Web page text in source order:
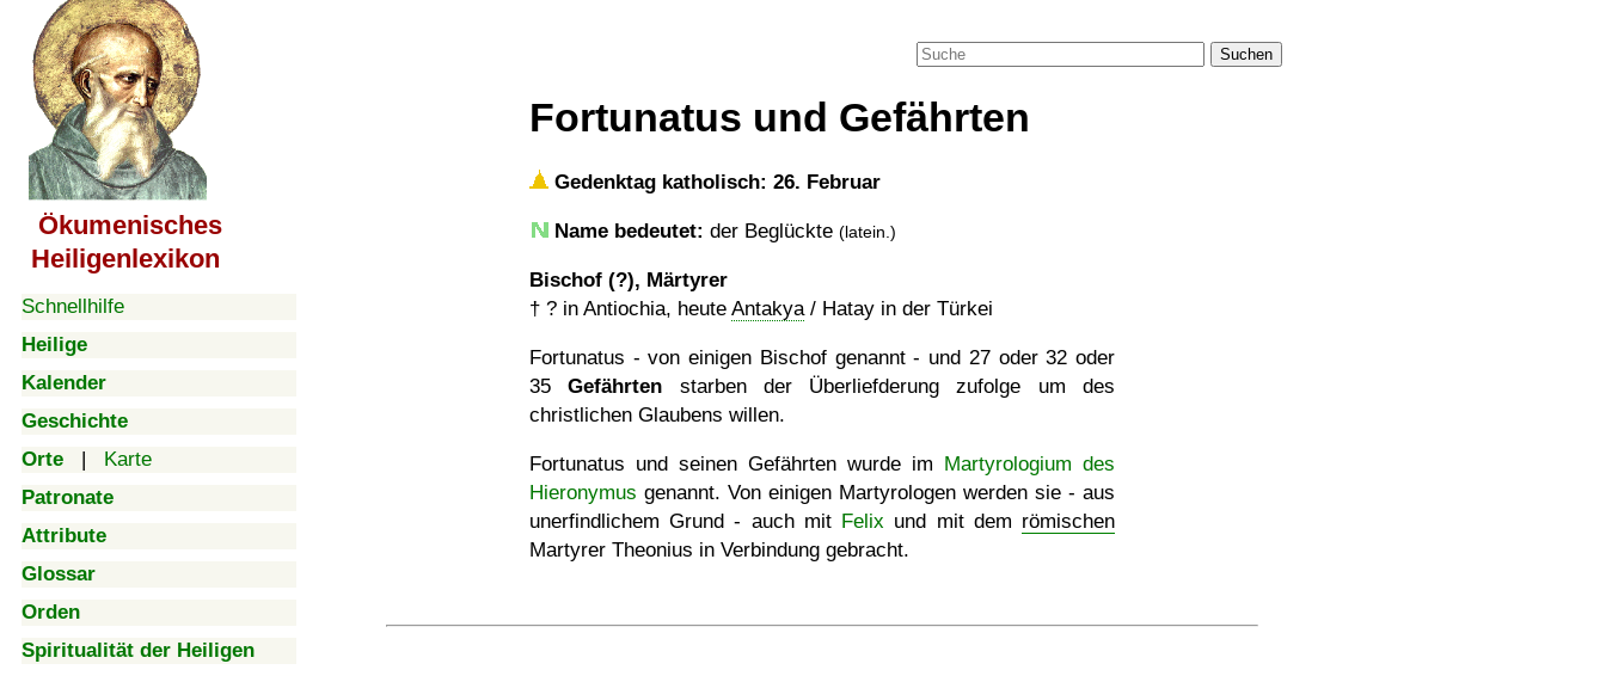
Ökumenisches
Heiligenlexikon
Schnellhilfe
Heilige
Kalender
Geschichte
Orte | Karte
Patronate
Attribute
Glossar
Orden
Spiritualität der Heiligen
Suchen
Fortunatus und Gefährten
Gedenktag katholisch: 26. Februar
Name bedeutet: der Beglückte (latein.)
Bischof (?), Märtyrer
† ? in Antiochia, heute Antakya/ Hatay in der Türkei
Fortunatus - von einigen Bischof genannt - und 27 oder 32 oder
35Gefährten starben der Überliefderung zufolge um des
christlichen Glaubens willen.
Fortunatus und seinen Gefährten wurde im Martyrologium des
Hieronymus genannt. Von einigen Martyrologen werden sie - aus
unerfindlichem Grund - auch mit Felix und mit dem römischen
Martyrer Theonius in Verbindung gebracht.